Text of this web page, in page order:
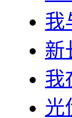
我
新
我
光